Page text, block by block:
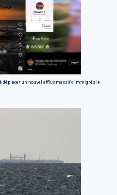
déplacer un nouvel afflux massif d'immigrés le